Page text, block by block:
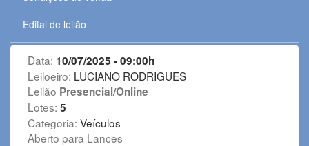
Edital de leilão
Data: 10/07/2025 - 09:00h
Leiloeiro: LUCIANO RODRIGUES
Leilão Presencial/Online
Lotes: 5
Categoria: Veículos
Aberto para Lances